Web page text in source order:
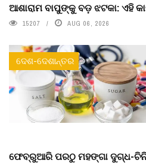
ଆଶାରାମ ବାପୁଙ୍କୁ ବଡ଼ ଝଟକା: ଏହି
15207 AUG 06, 2026
ଦେଶ-ଦେଶାନ୍ତର
ଫେବ୍ରୁଆରି ପରଠୁ ମହଙ୍ଗା ଦୁଗ୍ଧ-